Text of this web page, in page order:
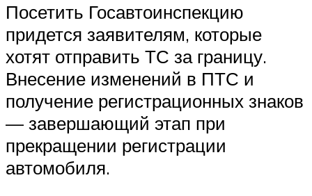
Посетить Госавтоинспекцию
придется заявителям, которые
хотят отправить ТС за границу.
Внесение изменений в ПТС и
получение регистрационных знаков
— завершающий этап при
прекращении регистрации
автомобиля.